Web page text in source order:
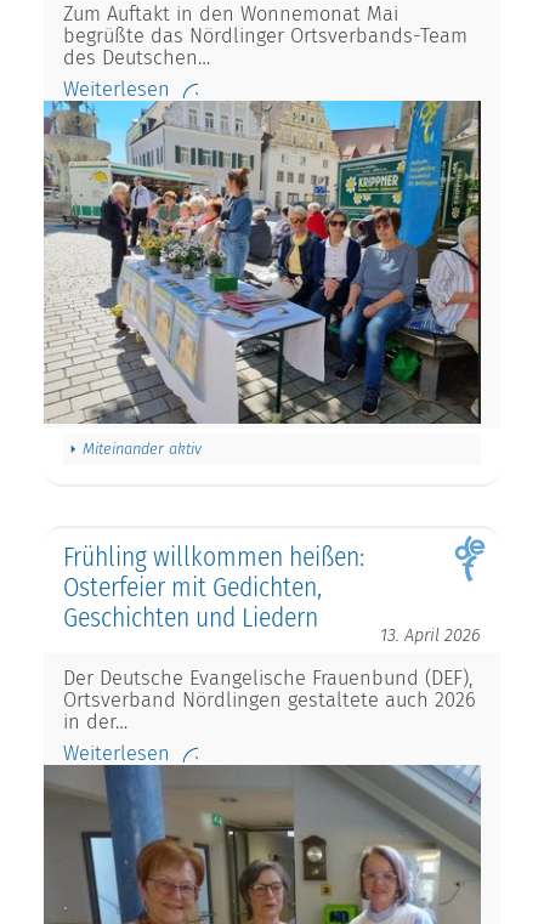
Zum Auftakt in den Wonnemonat Mai
begrüßte das Nördlinger Ortsverbands-Team
des Deutschen…
Weiterlesen
Miteinander aktiv
Frühling willkommen heißen:
Osterfeier mit Gedichten,
Geschichten und Liedern
13. April 2026
Der Deutsche Evangelische Frauenbund (DEF),
Ortsverband Nördlingen gestaltete auch 2026
in der…
Weiterlesen